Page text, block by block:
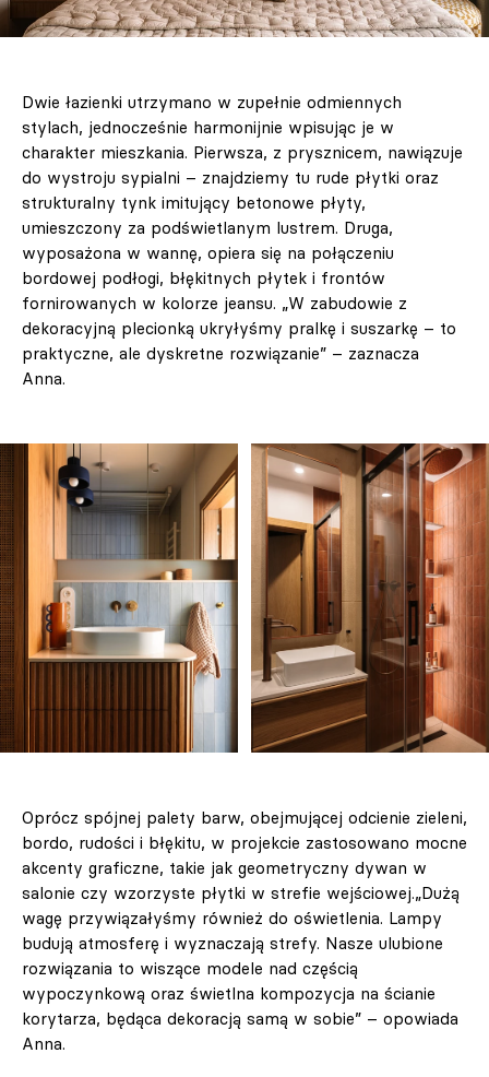
Dwie łazienki utrzymano w zupełnie odmiennych
stylach, jednocześnie harmonijnie wpisując je w
charakter mieszkania. Pierwsza, z prysznicem, nawiązuje
do wystroju sypialni – znajdziemy tu rude płytki oraz
strukturalny tynk imitujący betonowe płyty,
umieszczony za podświetlanym lustrem. Druga,
wyposażona w wannę, opiera się na połączeniu
bordowej podłogi, błękitnych płytek i frontów
fornirowanych w kolorze jeansu. „W zabudowie z
dekoracyjną plecionką ukryłyśmy pralkę i suszarkę – to
praktyczne, ale dyskretne rozwiązanie” – zaznacza
Anna.
Oprócz spójnej palety barw, obejmującej odcienie zieleni,
bordo, rudości i błękitu, w projekcie zastosowano mocne
akcenty graficzne, takie jak geometryczny dywan w
salonie czy wzorzyste płytki w strefie wejściowej.„Dużą
wagę przywiązałyśmy również do oświetlenia. Lampy
budują atmosferę i wyznaczają strefy. Nasze ulubione
rozwiązania to wiszące modele nad częścią
wypoczynkową oraz świetlna kompozycja na ścianie
korytarza, będąca dekoracją samą w sobie” – opowiada
Anna.